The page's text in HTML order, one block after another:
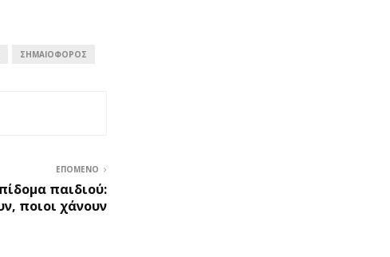
ΣΗΜΑΙΟΦΌΡΟΣ
ΕΠΌΜΕΝΟ
παιδιού:
ποιοι χάνουν